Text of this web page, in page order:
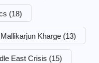
(18)
Mallikarjun Kharge (13)
East Crisis (15)